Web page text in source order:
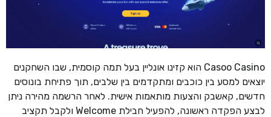
Casoo Casino הוא קזינו אונליין בעל תמה קוסמית, שבו השחקנים
יוצאים למסע בין כוכבים ומתקדמים בין שלבים, תוך פתיחת בונוסים
חדשים, קאשבק והצעות מותאמות אישית. לאחר הרשמה מהירה ניתן
לבצע הפקדה ראשונה, להפעיל חבילת Welcome ולקבל תקציב